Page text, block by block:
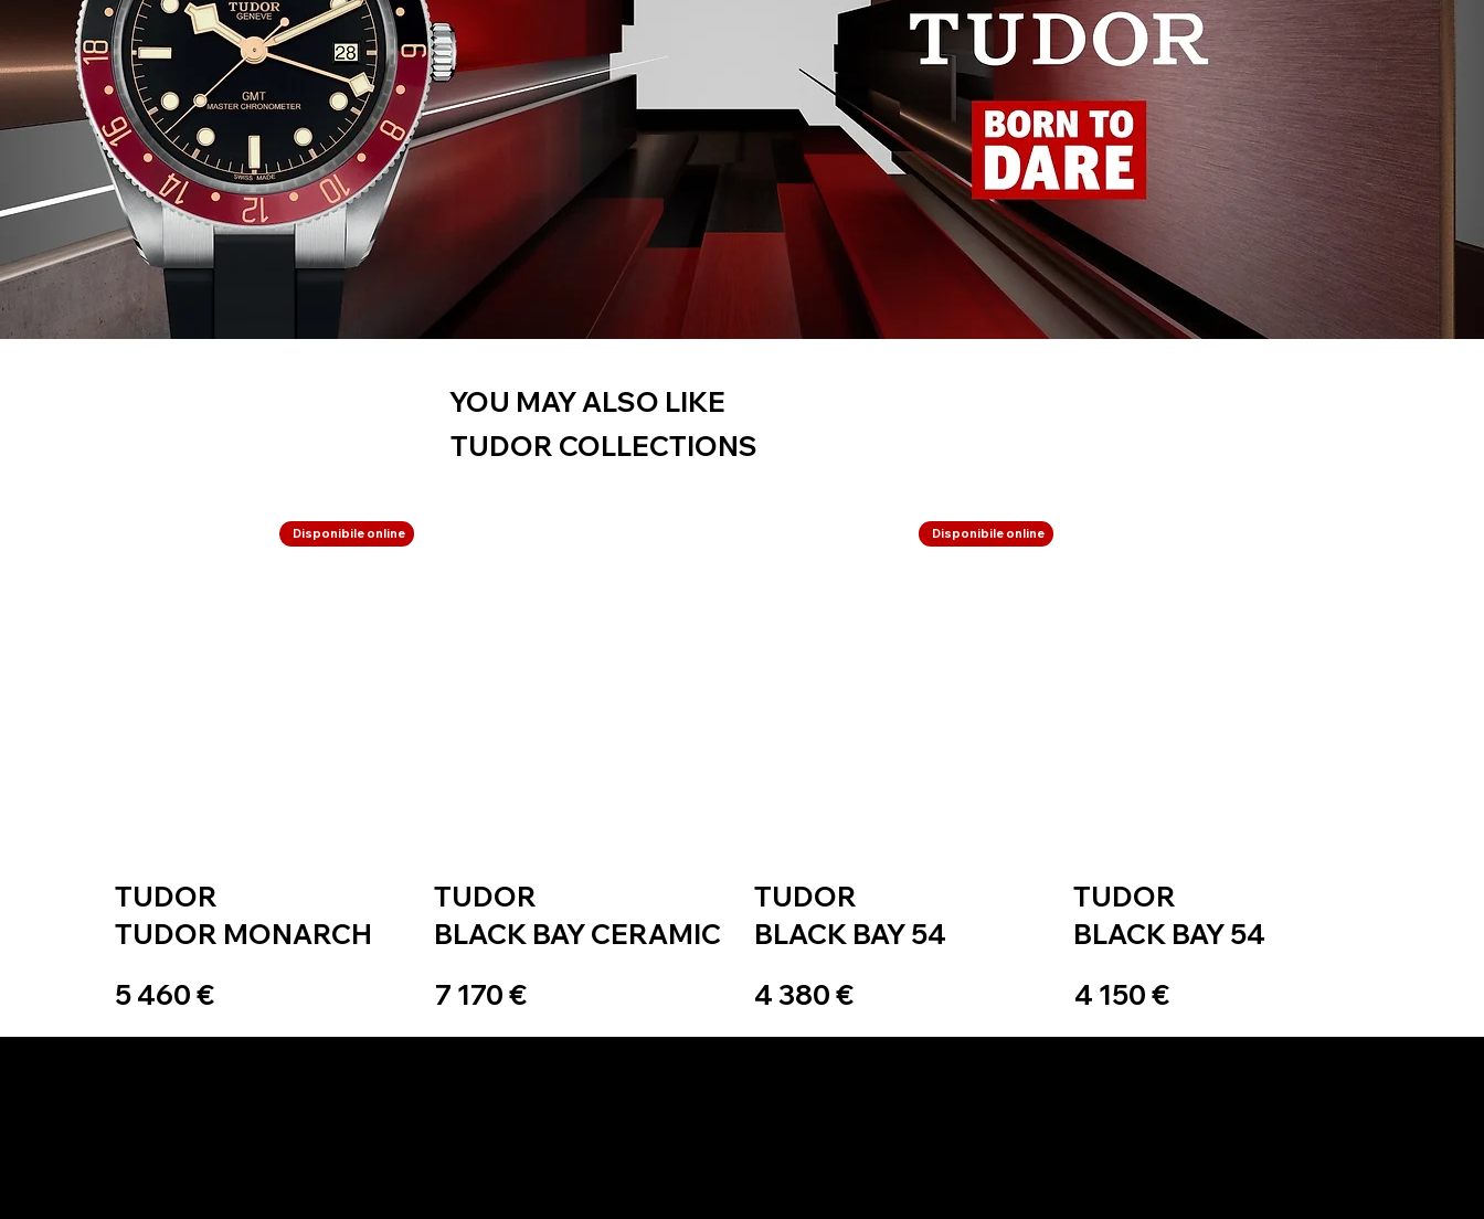
TUDOR COLLECTIONS
YOU MAY ALSO LIKE
Disponibile online
TUDOR
TUDOR MONARCH
5 460 €
TUDOR
BLACK BAY CERAMIC
7 170 €
Disponibile online
TUDOR
BLACK BAY 54
4 380 €
TUDOR
BLACK BAY 54
4 150 €